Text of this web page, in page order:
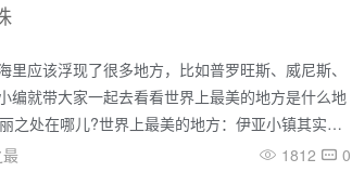
里应该浮现了很多地方，比如普罗旺斯、威尼斯、
编就带大家一起去看看世界上最美的地方是什么地
之处在哪儿?世界上最美的地方：伊亚小镇其实世
多，但我们今天要了解的是世界上观赏日落最美的
1812 0